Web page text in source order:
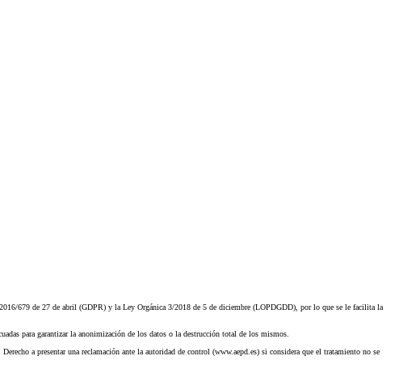
679 de 27 de abril (GDPR) y la Ley Orgánica 3/2018 de 5 de diciembre (LOPDGDD), por lo que se le facilita la
para garantizar la anonimización de los datos o la destrucción total de los mismos.
a presentar una reclamación ante la autoridad de control (www.aepd.es) si considera que el tratamiento no se